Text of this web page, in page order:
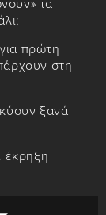
τα
πρώτη
στη
ξανά
έκρηξη